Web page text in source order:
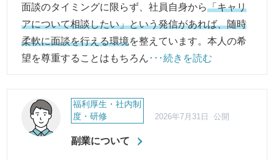
面談のタイミングに限らず、社員自身から「キャリ
アについて相談したい」という発信があれば、随時
柔軟に面談を行える環境を整えています。本人の希
望を尊重することはもちろん ･･･続きを読む
副業について
福利厚生・社内制
度・研修
2026年7月31日 公開